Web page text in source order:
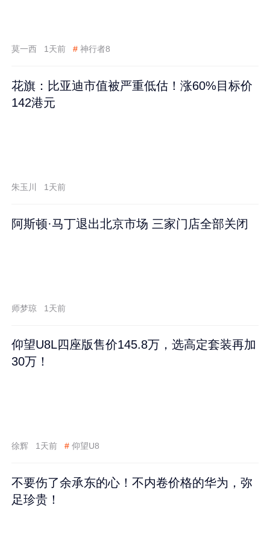
莫一西 1天前 # 神行者8
花旗：比亚迪市值被严重低估！涨60%目标价
142港元
朱玉川 1天前
阿斯顿·马丁退出北京市场 三家门店全部关闭
师梦琼 1天前
仰望U8L四座版售价145.8万，选高定套装再加
30万！
徐辉 1天前 # 仰望U8
不要伤了余承东的心！不内卷价格的华为，弥
足珍贵！